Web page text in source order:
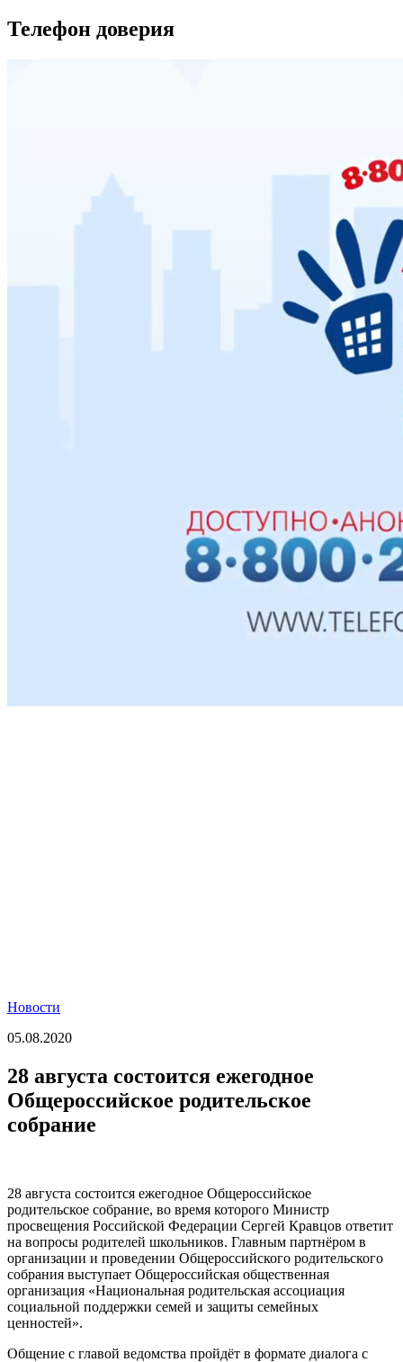
Телефон доверия
Новости
05.08.2020
28 августа состоится ежегодное
Общероссийское родительское
собрание
28 августа состоится ежегодное Общероссийское
родительское собрание, во время которого Министр
просвещения Российской Федерации Сергей Кравцов ответит
на вопросы родителей школьников. Главным партнёром в
организации и проведении Общероссийского родительского
собрания выступает Общероссийская общественная
организация «Национальная родительская ассоциация
социальной поддержки семей и защиты семейных
ценностей».
Общение с главой ведомства пройдёт в формате диалога с